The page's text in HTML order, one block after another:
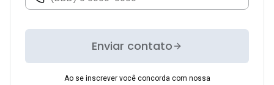
Enviar contato
Ao se inscrever você concorda com nossa